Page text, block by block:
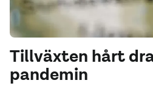
Tillväxten hårt
pandemin